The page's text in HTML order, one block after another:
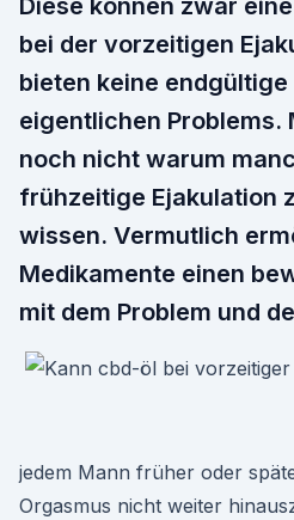
Diese können zwar
bei der vorzeitigen
bieten keine endgültige
eigentlichen Problems.
noch nicht warum
frühzeitige Ejakulation
wissen. Vermutlich
Medikamente einen
mit dem Problem und
jedem Mann früher oder
Orgasmus nicht weiter